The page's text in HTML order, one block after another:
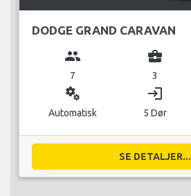
DODGE GRAND CARAVAN
group
7
business_center
3
miscellaneous_services
Automatisk
login
5 Dør
SE DETALJER...